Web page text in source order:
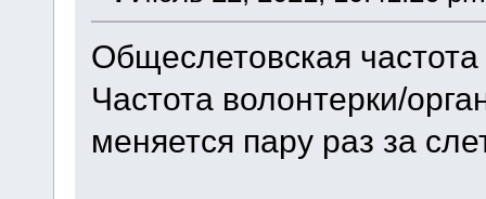
Общеслетовская
Частота волонтерки/
меняется пару раз за